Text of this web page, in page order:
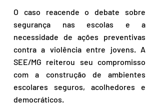
O caso reacende o debate sobre
segurança nas escolas e a
necessidade de ações preventivas
contra a violência entre jovens. A
SEE/MG reiterou seu compromisso
com a construção de ambientes
escolares seguros, acolhedores e
democráticos.